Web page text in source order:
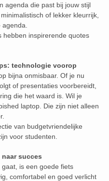
agenda die past bij jouw stijl
of lekker kleurrijk,
hebben inspirerende quotes
technologie voorop
bijna onmisbaar. Of je nu
of presentaties voorbereidt,
die het waard is. Wil je
laptop. Die zijn niet alleen
van budgetvriendelijke
voor studenten.
succes
is een goede fiets
comfortabel en goed verlicht